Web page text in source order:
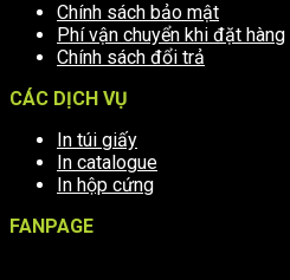
Chính sách bảo mật
Phí vận chuyển khi đặt hàng
Chính sách đổi trả
CÁC DỊCH VỤ
In túi giấy
In catalogue
In hộp cứng
FANPAGE